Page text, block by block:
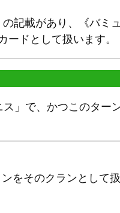
記載があり、《バミ
ドとして扱います。
」で、かつこのター
をそのクランとして